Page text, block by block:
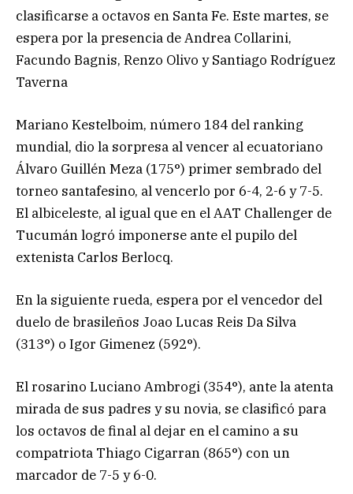
clasificarse a octavos en Santa Fe. Este martes, se
espera por la presencia de Andrea Collarini,
Facundo Bagnis, Renzo Olivo y Santiago Rodríguez
Taverna
Mariano Kestelboim, número 184 del ranking
mundial, dio la sorpresa al vencer al ecuatoriano
Álvaro Guillén Meza (175°) primer sembrado del
torneo santafesino, al vencerlo por 6-4, 2-6 y 7-5.
El albiceleste, al igual que en el AAT Challenger de
Tucumán logró imponerse ante el pupilo del
extenista Carlos Berlocq.
En la siguiente rueda, espera por el vencedor del
duelo de brasileños Joao Lucas Reis Da Silva
(313°) o Igor Gimenez (592°).
El rosarino Luciano Ambrogi (354°), ante la atenta
mirada de sus padres y su novia, se clasificó para
los octavos de final al dejar en el camino a su
compatriota Thiago Cigarran (865°) con un
marcador de 7-5 y 6-0.